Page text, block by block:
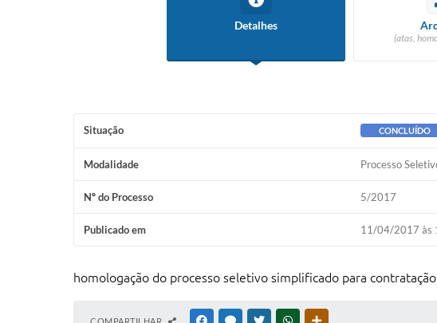
Detalhes
(atas,
Situação CONCLUÍDO
Modalidade Processo
Nº do Processo 5/2017
Publicado em 11/04/2017 às
homologação do processo seletivo simplificado para
FACEBOOKMESSENGER
TWITTERWHATSAPP